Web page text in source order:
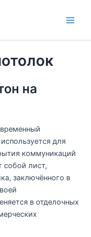
на
для
коммуникаций
собой лист,
заключённого в
в отделочных